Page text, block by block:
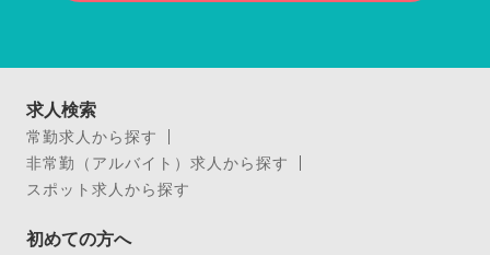
求人検索
常勤求人から探す
非常勤（アルバイト）求人から探す
スポット求人から探す
初めての方へ